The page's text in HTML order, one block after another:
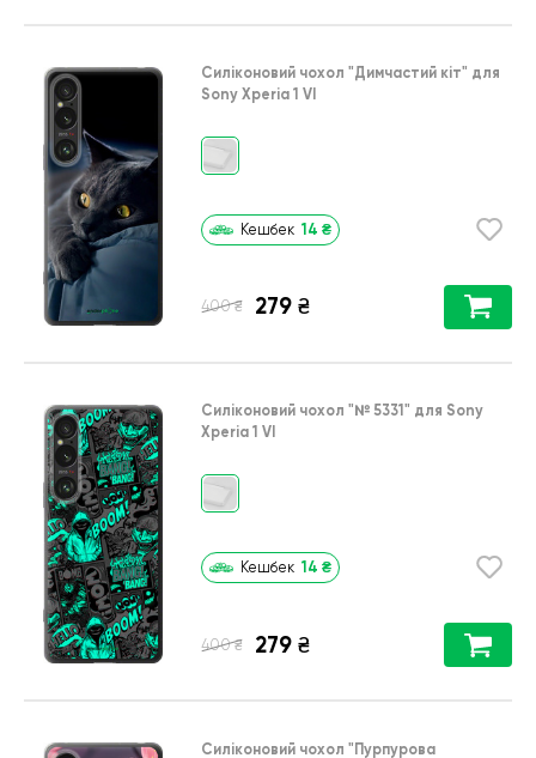
Силіконовий чохол "Димчастий кіт" для
Sony Xperia 1 VI
Кешбек 14 ₴
400 ₴ 279 ₴
Силіконовий чохол "№ 5331" для Sony
Xperia 1 VI
Кешбек 14 ₴
400 ₴ 279 ₴
Силіконовий чохол "Пурпурова